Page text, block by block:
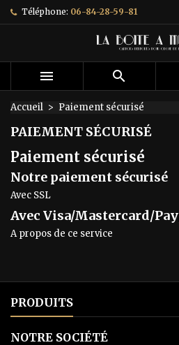
Téléphone: 06-84-28-59-81
 
Accueil Paiement sécurisé
PAIEMENT SÉCURISÉ
Paiement sécurisé
Notre paiement sécurisé
Avec SSL
Avec Visa/Mastercard/
A propos de ce service
PRODUITS
NOTRE SOCIÉTÉ
Ajouter à ma liste
add_circle_outline Créer une nouvelle liste
((modalTitle))
((confirmMessage))
((cancelText))
Créer une liste
Nom de la liste d'envies
Annuler
Connexion
Vous devez être connecté
à votre liste d'envies.